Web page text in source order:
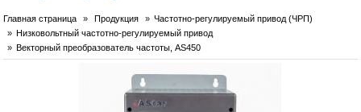
Главная страница Продукция
Частотно-регулируемый привод (ЧРП)
Низковольтный частотно-регулируемый привод
Векторный преобразователь частоты, AS450